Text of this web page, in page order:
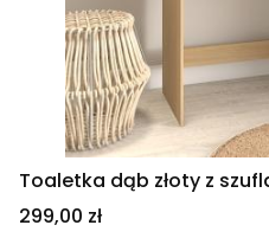
Toaletka dąb złoty z
Cena
299,00 zł